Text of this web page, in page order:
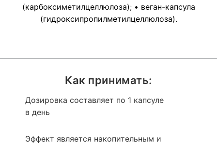
Как принимать:
Дозировка составляет по 1 капсуле
в день
Эффект является накопительным и
(карбоксиметилцеллюлоза); • веган-капсула
(гидроксипропилметилцеллюлоза).